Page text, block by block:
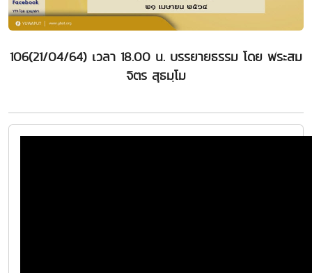
106(21/04/64) เวลา 18.00 น. บรรยายธรรม โดย พระสม
จิตร สุธมฺโม